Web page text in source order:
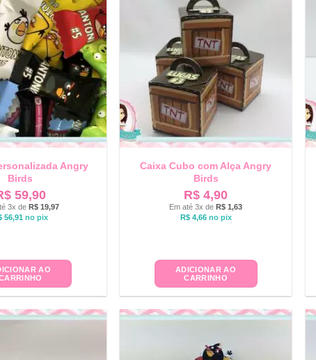
Angry
Birds
59,90
3x de R$19,97
56,91 no pix
AO
Caixa Cubo com Alça Angry
Birds
R$ 4,90
Em até 3x deR$ 1,63
R$4,66 no pix
ADICIONAR AO
CARRINHO